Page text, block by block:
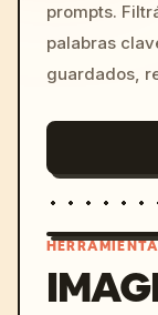
prompts.
palabras
guardados,